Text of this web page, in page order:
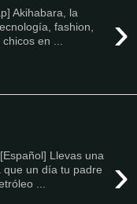
›
Akihabara, la
fashion,
en ...
›
Llevas una
que un día tu padre
...